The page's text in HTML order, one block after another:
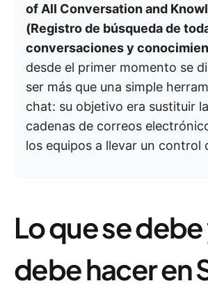
of All Conversation and
(Registro de búsqueda de
conversaciones y
desde el primer momento se
ser más que una simple
chat: su objetivo era sustituir
cadenas de correos
los equipos a llevar un control
Lo que se debe
debe hacer en